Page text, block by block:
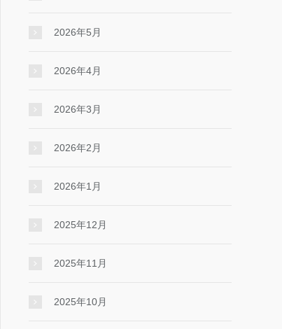
2026年5月
2026年4月
2026年3月
2026年2月
2026年1月
2025年12月
2025年11月
2025年10月